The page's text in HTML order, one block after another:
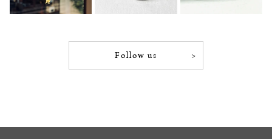
Follow us